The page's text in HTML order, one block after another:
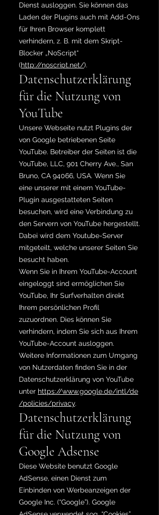
Dienst ausloggen. Sie können das
Laden der Plugins auch mit Add-Ons
für Ihren Browser komplett
verhindern, z. B. mit dem Skript-
Blocker „NoScript“
(http://noscript.net/).
Datenschutzerklärung
für die Nutzung von
YouTube
Unsere Webseite nutzt Plugins der
von Google betriebenen Seite
YouTube. Betreiber der Seiten ist die
YouTube, LLC, 901 Cherry Ave., San
Bruno, CA 94066, USA. Wenn Sie
eine unserer mit einem YouTube-
Plugin ausgestatteten Seiten
besuchen, wird eine Verbindung zu
den Servern von YouTube hergestellt.
Dabei wird dem Youtube-Server
mitgeteilt, welche unserer Seiten Sie
besucht haben.
Wenn Sie in Ihrem YouTube-Account
eingeloggt sind ermöglichen Sie
YouTube, Ihr Surfverhalten direkt
Ihrem persönlichen Profil
zuzuordnen. Dies können Sie
verhindern, indem Sie sich aus Ihrem
YouTube-Account ausloggen.
Weitere Informationen zum Umgang
von Nutzerdaten finden Sie in der
Datenschutzerklärung von YouTube
unter https://www.google.de/intl/de
/policies/privacy.
Datenschutzerklärung
für die Nutzung von
Google Adsense
Diese Website benutzt Google
AdSense, einen Dienst zum
Einbinden von Werbeanzeigen der
Google Inc. (“Google”). Google